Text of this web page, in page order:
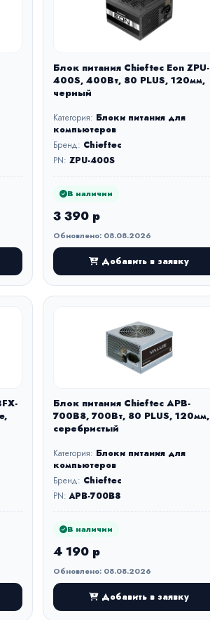
Блок питания Chieftec Eon ZPU-
400S, 400Вт, 80 PLUS, 120мм,
черный
Категория: Блоки питания для
компьютеров
Бренд: Chieftec
PN: ZPU-400S
В наличии
3 390 р
Обновлено: 08.08.2026
Добавить в заявку
Блок питания Chieftec APB-
700B8, 700Вт, 80 PLUS, 120мм,
серебристый
Категория: Блоки питания для
компьютеров
Бренд: Chieftec
PN:APB-700B8
В наличии
4 190 р
Обновлено: 08.08.2026
Добавить в заявку